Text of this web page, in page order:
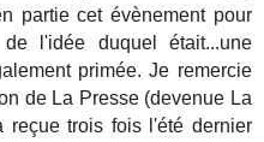
partie cet évènement pour
l'idée duquel était...une
primée. Je remercie
de La Presse (devenue La
reçue trois fois l'été dernier